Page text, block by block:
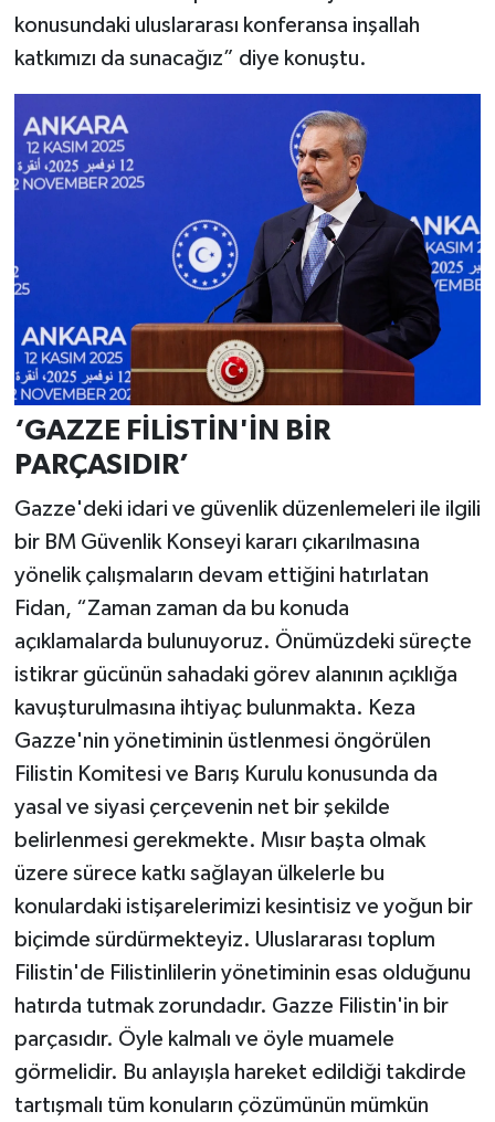
konusundaki uluslararası konferansa inşallah
katkımızı da sunacağız” diye konuştu.
‘GAZZE FİLİSTİN'İN BİR
PARÇASIDIR’
Gazze'deki idari ve güvenlik düzenlemeleri ile ilgili
bir BM Güvenlik Konseyi kararı çıkarılmasına
yönelik çalışmaların devam ettiğini hatırlatan
Fidan, “Zaman zaman da bu konuda
açıklamalarda bulunuyoruz. Önümüzdeki süreçte
istikrar gücünün sahadaki görev alanının açıklığa
kavuşturulmasına ihtiyaç bulunmakta. Keza
Gazze'nin yönetiminin üstlenmesi öngörülen
Filistin Komitesi ve Barış Kurulu konusunda da
yasal ve siyasi çerçevenin net bir şekilde
belirlenmesi gerekmekte. Mısır başta olmak
üzere sürece katkı sağlayan ülkelerle bu
konulardaki istişarelerimizi kesintisiz ve yoğun bir
biçimde sürdürmekteyiz. Uluslararası toplum
Filistin'de Filistinlilerin yönetiminin esas olduğunu
hatırda tutmak zorundadır. Gazze Filistin'in bir
parçasıdır. Öyle kalmalı ve öyle muamele
görmelidir. Bu anlayışla hareket edildiği takdirde
tartışmalı tüm konuların çözümünün mümkün